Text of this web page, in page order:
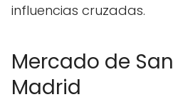
influencias cruzadas.
Mercado de
Madrid